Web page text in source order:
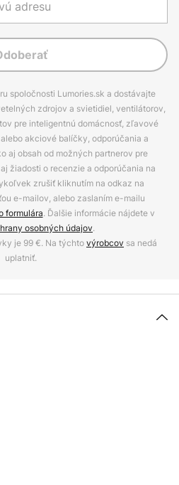
spoločnosti Lumories.sk a dostávajte
zdrojov a svietidiel, ventilátorov,
pre inteligentnú domácnosť, zľavové
akciové balíčky, odporúčania a
aj obsah od možných partnerov pre
žiadosti o recenzie a odporúčania na
zrušiť kliknutím na odkaz na
e-mailov, alebo zaslaním e-mailu
formulára. Ďalšie informácie nájdete v
osobných údajov.
je 99 €. Na týchtovýrobcov sa nedá
uplatniť.